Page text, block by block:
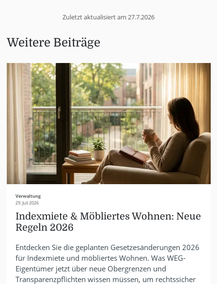
Zuletzt aktualisiert am 27.7.2026
Weitere Beiträge
Verwaltung
29. Juli 2026
Indexmiete & Möbliertes Wohnen: Neue
Regeln 2026
Entdecken Sie die geplanten Gesetzesänderungen 2026
für Indexmiete und möbliertes Wohnen. Was WEG-
Eigentümer jetzt über neue Obergrenzen und
Transparenzpflichten wissen müssen, um rechtssicher